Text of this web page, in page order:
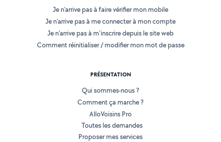
Je n'arrive pas à faire vérifier mon mobile
Je n'arrive pas à me connecter à mon compte
Je n'arrive pas à m'inscrire depuis le site web
Comment réinitialiser / modifier mon mot de passe
PRÉSENTATION
Qui sommes-nous ?
Comment ça marche ?
AlloVoisins Pro
Toutes les demandes
Proposer mes services